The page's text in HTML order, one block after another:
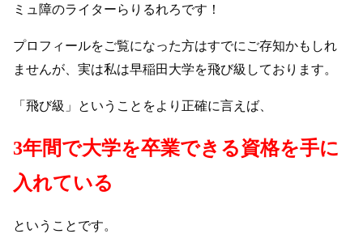
ミュ障のライターらりるれろです！
プロフィールをご覧になった方はすでにご存知かもしれ
ませんが、実は私は早稲田大学を飛び級しております。
「飛び級」ということをより正確に言えば、
3年間で大学を卒業できる資格を手に
入れている
ということです。